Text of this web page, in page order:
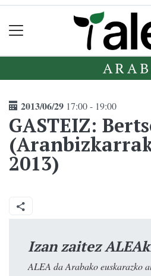
2013/06/29 17:00 - 19:00
GASTEIZ:
2013)
Izan zaitez
ALEA da Arabako euskarazko